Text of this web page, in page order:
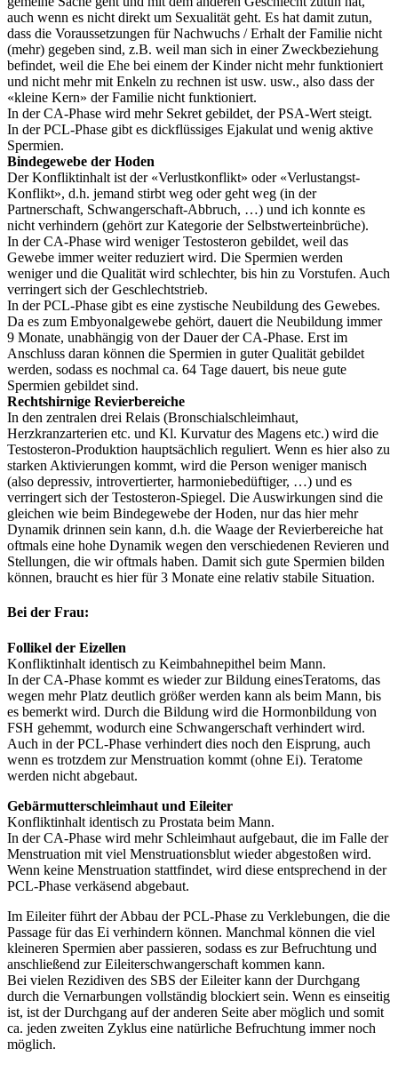
auch wenn es nicht direkt um Sexualität geht. Es hat damit zutun,
dass die Voraussetzungen für Nachwuchs / Erhalt der Familie nicht
(mehr) gegeben sind, z.B. weil man sich in einer Zweckbeziehung
befindet, weil die Ehe bei einem der Kinder nicht mehr funktioniert
und nicht mehr mit Enkeln zu rechnen ist usw. usw., also dass der
«kleine Kern» der Familie nicht funktioniert.
In der CA-Phase wird mehr Sekret gebildet, der PSA-Wert steigt.
In der PCL-Phase gibt es dickflüssiges Ejakulat und wenig aktive
Spermien.
Bindegewebe der Hoden
Der Konfliktinhalt ist der «Verlustkonflikt» oder «Verlustangst-
Konflikt», d.h. jemand stirbt weg oder geht weg (in der
Partnerschaft, Schwangerschaft-Abbruch, …) und ich konnte es
nicht verhindern (gehört zur Kategorie der Selbstwerteinbrüche).
In der CA-Phase wird weniger Testosteron gebildet, weil das
Gewebe immer weiter reduziert wird. Die Spermien werden
weniger und die Qualität wird schlechter, bis hin zu Vorstufen. Auch
verringert sich der Geschlechtstrieb.
In der PCL-Phase gibt es eine zystische Neubildung des Gewebes.
Da es zum Embyonalgewebe gehört, dauert die Neubildung immer
9 Monate, unabhängig von der Dauer der CA-Phase. Erst im
Anschluss daran können die Spermien in guter Qualität gebildet
werden, sodass es nochmal ca. 64 Tage dauert, bis neue gute
Spermien gebildet sind.
Rechtshirnige Revierbereiche
In den zentralen drei Relais (Bronschialschleimhaut,
Herzkranzarterien etc. und Kl. Kurvatur des Magens etc.) wird die
Testosteron-Produktion hauptsächlich reguliert. Wenn es hier also zu
starken Aktivierungen kommt, wird die Person weniger manisch
(also depressiv, introvertierter, harmoniebedüftiger, …) und es
verringert sich der Testosteron-Spiegel. Die Auswirkungen sind die
gleichen wie beim Bindegewebe der Hoden, nur das hier mehr
Dynamik drinnen sein kann, d.h. die Waage der Revierbereiche hat
oftmals eine hohe Dynamik wegen den verschiedenen Revieren und
Stellungen, die wir oftmals haben. Damit sich gute Spermien bilden
können, braucht es hier für 3 Monate eine relativ stabile Situation.
Bei der Frau:
Follikel der Eizellen
Konfliktinhalt identisch zu Keimbahnepithel beim Mann.
In der CA-Phase kommt es wieder zur Bildung einesTeratoms, das
wegen mehr Platz deutlich größer werden kann als beim Mann, bis
es bemerkt wird. Durch die Bildung wird die Hormonbildung von
FSH gehemmt, wodurch eine Schwangerschaft verhindert wird.
Auch in der PCL-Phase verhindert dies noch den Eisprung, auch
wenn es trotzdem zur Menstruation kommt (ohne Ei). Teratome
werden nicht abgebaut.
Gebärmutterschleimhaut und Eileiter
Konfliktinhalt identisch zu Prostata beim Mann.
In der CA-Phase wird mehr Schleimhaut aufgebaut, die im Falle der
Menstruation mit viel Menstruationsblut wieder abgestoßen wird.
Wenn keine Menstruation stattfindet, wird diese entsprechend in der
PCL-Phase verkäsend abgebaut.
Im Eileiter führt der Abbau der PCL-Phase zu Verklebungen, die die
Passage für das Ei verhindern können. Manchmal können die viel
kleineren Spermien aber passieren, sodass es zur Befruchtung und
anschließend zur Eileiterschwangerschaft kommen kann.
Bei vielen Rezidiven des SBS der Eileiter kann der Durchgang
durch die Vernarbungen vollständig blockiert sein. Wenn es einseitig
ist, ist der Durchgang auf der anderen Seite aber möglich und somit
ca. jeden zweiten Zyklus eine natürliche Befruchtung immer noch
möglich.